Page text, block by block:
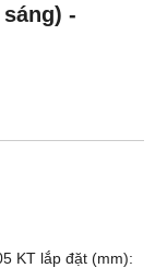
-
KT lắp đặt (mm):